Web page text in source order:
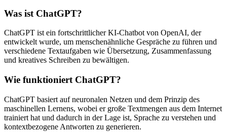
Was ist ChatGPT?
ChatGPT ist ein fortschrittlicher KI-Chatbot von OpenAI, der
entwickelt wurde, um menschenähnliche Gespräche zu führen und
verschiedene Textaufgaben wie Übersetzung, Zusammenfassung
und kreatives Schreiben zu bewältigen.
Wie funktioniert ChatGPT?
ChatGPT basiert auf neuronalen Netzen und dem Prinzip des
maschinellen Lernens, wobei er große Textmengen aus dem Internet
trainiert hat und dadurch in der Lage ist, Sprache zu verstehen und
kontextbezogene Antworten zu generieren.